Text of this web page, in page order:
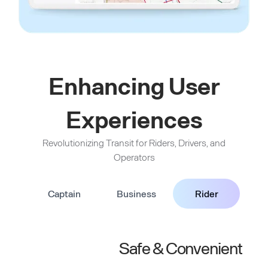
Enhancing User
Experiences
Revolutionizing Transit for Riders, Drivers, and
Operators
Rider
Business
Captain
Safe & Convenient